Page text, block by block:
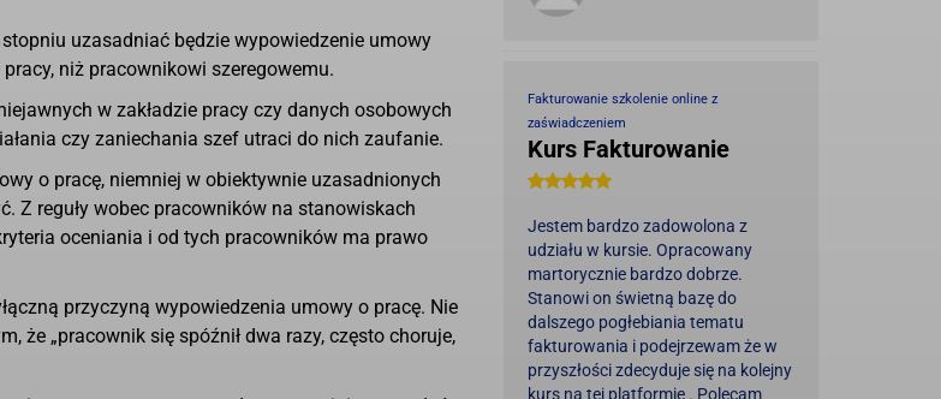
uzasadniać będzie wypowiedzenie umowy
niż pracownikowi szeregowemu.
w zakładzie pracy czy danych osobowych
czy zaniechania szef utraci do nich zaufanie.
o pracę, niemniej w obiektywnie uzasadnionych
Z reguły wobec pracowników na stanowiskach
oceniania i od tych pracowników ma prawo
przyczyną wypowiedzenia umowy o pracę. Nie
że „pracownik się spóźnił dwa razy, często choruje,
Fakturowanie szkolenie online z
zaświadczeniem
Kurs Fakturowanie
Jestem bardzo zadowolona z
udziału w kursie. Opracowany
martorycznie bardzo dobrze.
Stanowi on świetną bazę do
dalszego pogłebiania tematu
fakturowania i podejrzewam że w
przyszłości zdecyduje się na kolejny
kurs na tej platformie . Polecam